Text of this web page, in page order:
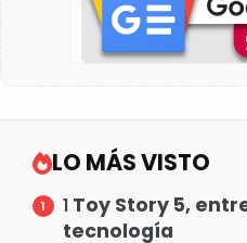
LO MÁS VISTO
1 Toy Story 5,
tecnología